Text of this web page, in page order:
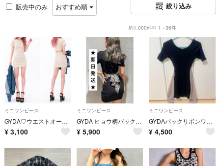
販売中のみ おすすめ順 絞り込み
約1,000件中 1 - 36件
ミニワンピース
GYDA♡ウエストオープン2wayテレコワンピース♡
¥ 3,100
ミニワンピース
GYDA ヒョウ柄バックリボンテレコミニワンピース ブラック
¥ 5,900
ミニワンピース
GYDAバックリボンワンピース
¥ 4,500